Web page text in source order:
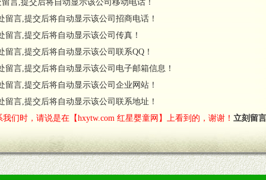
策。
政策。
理商负责的态度，我们将及时回复您的疑问。
意见反馈，我们予以及时受理记录并合理妥善解决。
断、分析市场，及时收编销售效果显着的案例，与您共商启动市场。
道。
言,提交后将自动显示该公司移动电话！
留言,提交后将自动显示该公司招商电话！
留言,提交后将自动显示该公司传真！
留言,提交后将自动显示该公司联系QQ！
留言,提交后将自动显示该公司电子邮箱信息！
留言,提交后将自动显示该公司企业网站！
留言,提交后将自动显示该公司联系地址！
们时，请说是在【hxytw.com 红星婴童网】上看到的，谢谢！ 立刻留言